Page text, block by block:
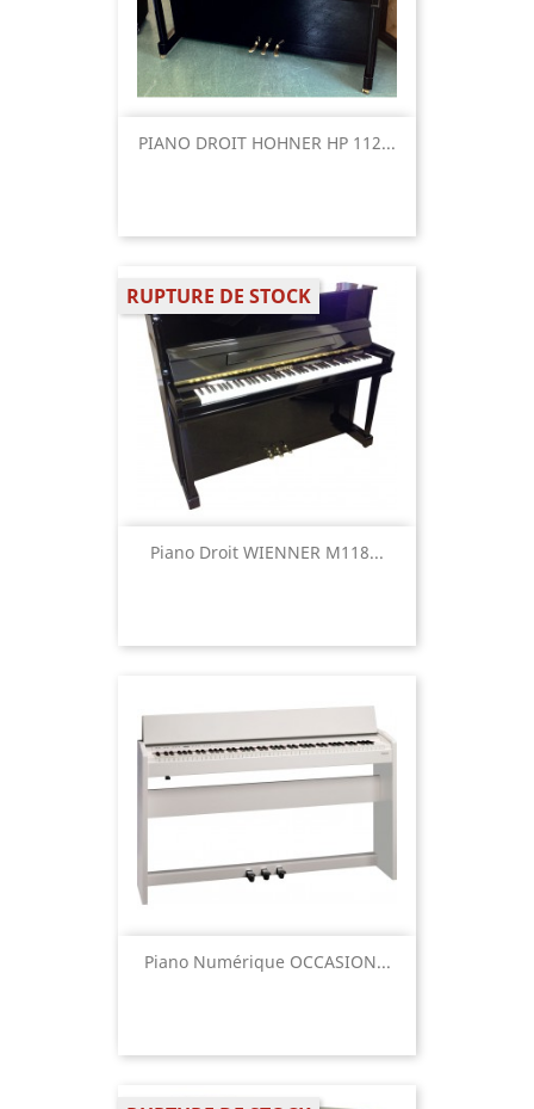
PIANO DROIT HOHNER HP 112...
Piano Droit WIENNER M118...
RUPTURE DE STOCK
Piano Numérique OCCASION...